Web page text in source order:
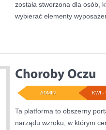
została stworzona dla osób,
wybierać elementy
KWI -
ADMIN
Ta platforma to obszerny
narządu wzroku, w którym